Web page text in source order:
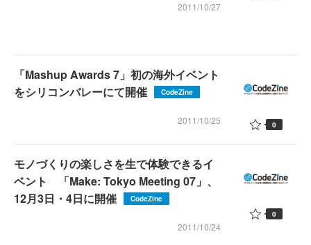
2011/10/27
「Mashup Awards 7」初の海外イベント
をシリコンバレーにて開催
CodeZine
2011/10/25 0
モノづくりの楽しさを生で体験できるイ
ベント 「Make: Tokyo Meeting 07」、
12月3日・4日に開催
CodeZine
2011/10/24
0